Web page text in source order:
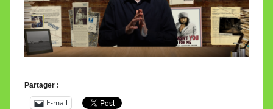
Partager :
E-mail